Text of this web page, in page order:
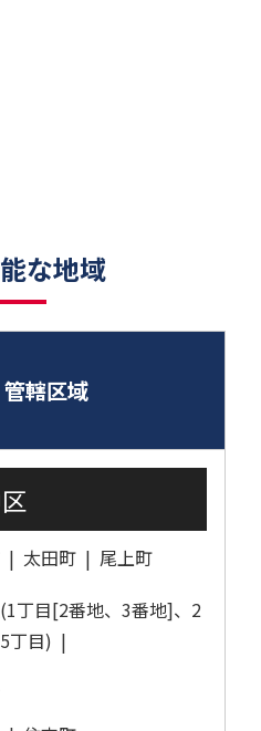
な地域
管轄区域
太田町 尾上町
丁目[2番地、3番地]、2
丁目)